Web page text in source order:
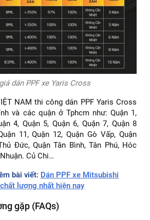
PPF xe Yaris Cross 2024 cạnh
cung cấp dịch vụ dán PPF với mức giá
thị trường. Chúng tôi cung cấp nhiều
phù hợp với nhu cầu và ngân sách khác
dán PPF ARI cho xe Yaris Cross
🔰 23.900.000